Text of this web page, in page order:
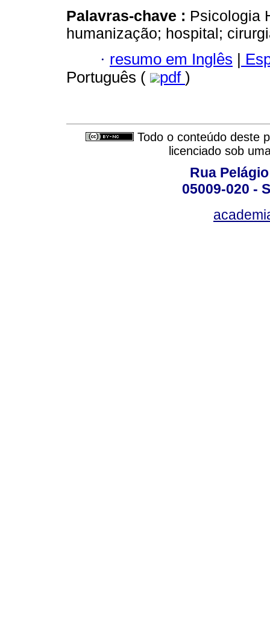
Palavras-chave : Psicologia
humanização; hospital;
· resumo em Inglês |
Português (
pdf )
Todo o conteúdo deste
licenciado sob
Rua
05009-020 -